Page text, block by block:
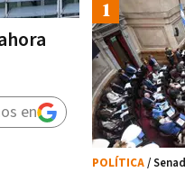
en
POLÍTICA/